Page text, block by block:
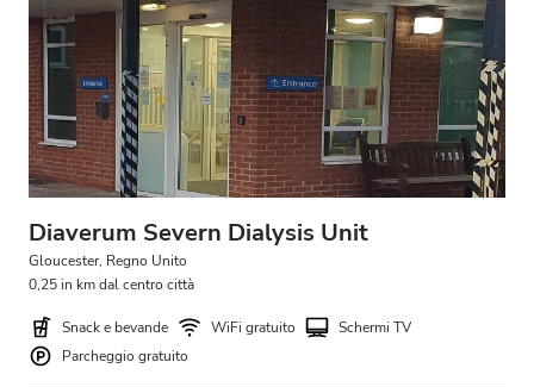
Diaverum Severn Dialysis Unit
Gloucester, Regno Unito
0,25 in km dal centro città
Snack e bevande WiFi gratuito
Schermi TV
Parcheggio gratuito